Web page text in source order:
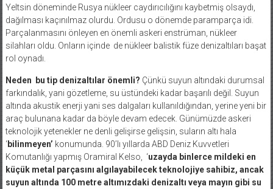
Yeltsin döneminde Rusya nükleer caydırıcılığını kaybetmiş olsaydı,
dağılması kaçınılmaz olurdu. Ordusu o dönemde paramparça idi.
Parçalanmasını önleyen en önemli askeri enstrüman, nükleer
silahları oldu. Onların içinde de nükleer balistik füze denizaltıları başat
rol oynadı.
Neden bu tip denizaltılar önemli? Çünkü suyun altındaki durumsal
farkındalık, yani gözetleme, su üstündeki kadar başarılı değil. Suyun
altında akustik enerji yani ses dalgaları kullanıldığından, yerine yeni bir
araç bulunana kadar da böyle devam edecek. Günümüzde askeri
teknolojik yetenekler ne denli gelişirse gelişsin, suların altı hala
‘bilinmeyen’ konumunda. 90’lı yıllarda ABD Deniz Kuvvetleri
Komutanlığı yapmış Oramiral Kelso,
‘uzayda binlerce mildeki en
küçük metal parçasını algılayabilecek teknolojiye sahibiz, ancak
suyun altında 100 metre altımızdaki denizaltı veya mayın gibi su